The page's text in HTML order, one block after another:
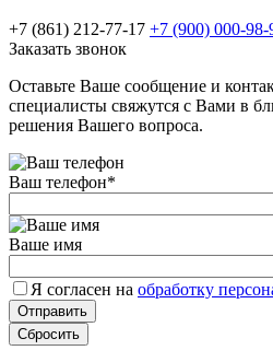
+7 (861) 212-77-17 +7 (900) 000-98-
Заказать звонок
Оставьте Ваше сообщение и
специалисты свяжутся с Вами в
решения Вашего вопроса.
Ваш телефон*
Ваше имя
Я согласен на обработку